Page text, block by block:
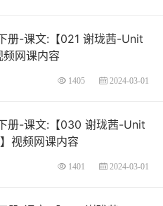
册-课文:【021 谢珑茜-Unit
网课内容
1405 2024-03-01
册-课文:【030 谢珑茜-Unit
视频网课内容
1401 2024-03-01